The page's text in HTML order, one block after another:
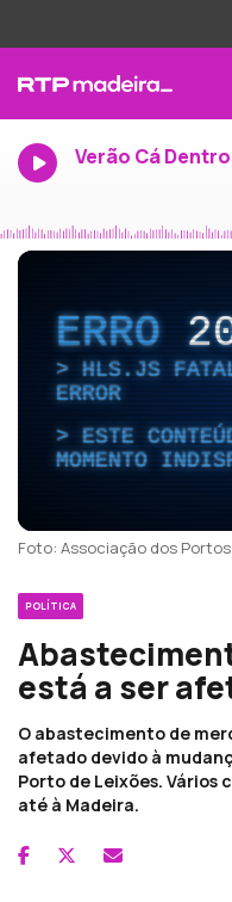
Verão Cá
ERRO
HLS.JS
ERROR
ESTE
MOMENTO
Foto: Associação dos
POLÍTICA
está a ser
O abastecimento de
afetado devido à
Porto de Leixões.
até à Madeira.